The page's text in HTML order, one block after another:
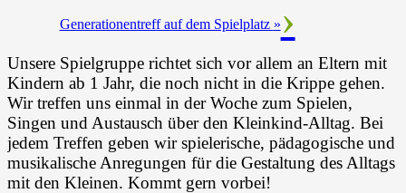
Generationentreff auf dem Spielplatz »
Unsere Spielgruppe richtet sich vor allem an Eltern mit
Kindern ab 1 Jahr, die noch nicht in die Krippe gehen.
Wir treffen uns einmal in der Woche zum Spielen,
Singen und Austausch über den Kleinkind-Alltag. Bei
jedem Treffen geben wir spielerische, pädagogische und
musikalische Anregungen für die Gestaltung des Alltags
mit den Kleinen. Kommt gern vorbei!